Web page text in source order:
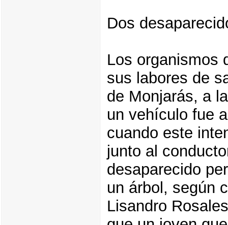
Dos
Los organismos
sus labores de
de Monjarás, a
un vehículo fue
cuando este
junto al
desaparecido
un árbol, según
Lisandro